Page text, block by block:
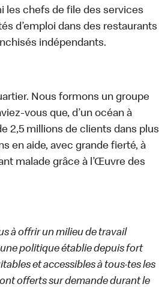
les chefs de file des services
d’emploi dans des restaurants
indépendants.
Nous formons un groupe
vous que, d’un océan à
2,5 millions de clients dans plus
en aide, avec grande fierté, à
malade grâce à l’Œuvre des
à offrir un milieu de travail
politique établie depuis fort
et accessibles à tous·tes les
offerts sur demande durant le